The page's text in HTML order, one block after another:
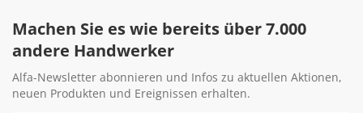
Machen Sie es wie bereits über 7.000
andere Handwerker
Alfa-Newsletter abonnieren und Infos zu aktuellen Aktionen,
neuen Produkten und Ereignissen erhalten.